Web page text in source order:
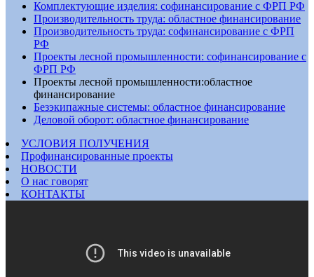
Комплектующие изделия: софинансирование с ФРП РФ
Производительность труда: областное финансирование
Производительность труда: софинансирование с ФРП
РФ
Проекты лесной промышленности: софинансирование с
ФРП РФ
Проекты лесной промышленности:областное
финансирование
Безэкипажные системы: областное финансирование
Деловой оборот: областное финансирование
УСЛОВИЯ ПОЛУЧЕНИЯ
Профинансированные проекты
НОВОСТИ
О нас говорят
КОНТАКТЫ